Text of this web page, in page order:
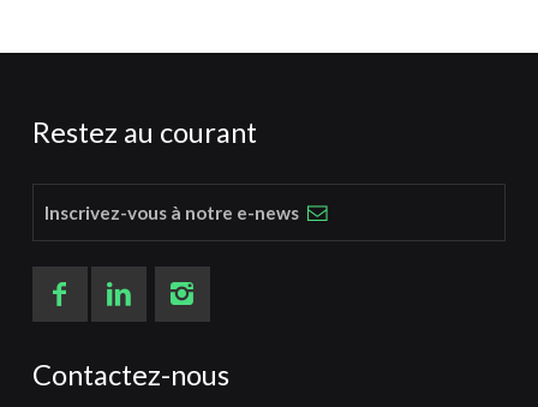
Restez au courant
Inscrivez-vous à notre e-news
Contactez-nous